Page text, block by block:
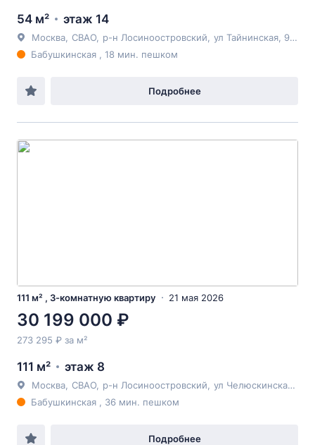
54 м² этаж 14
Москва СВАО р-н Лосиноостровский ул Тайнинская , 9к1
Бабушкинская , 18 мин. пешком
Подробнее
111 м² , 3-комнатную квартиру 21 мая 2026
30 199 000 ₽
273 295 ₽ за м²
111 м² этаж 8
Москва СВАО р-н Лосиноостровский ул Челюскинская , 11
Бабушкинская , 36 мин. пешком
Подробнее